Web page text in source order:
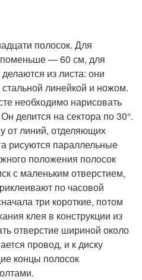
полосок. Для
поменьше — 60 см, для
из листа: они
линейкой и ножом.
необходимо нарисовать
делится на сектора по 30°.
от линий, отделяющих
рисуются параллельные
положения полосок
с маленьким отверстием,
по часовой
три короткие, потом
клея в конструкции из
отверстие шириной около
провод, и к диску
концы полосок